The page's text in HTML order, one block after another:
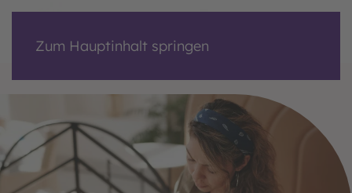
Zum Hauptinhalt springen